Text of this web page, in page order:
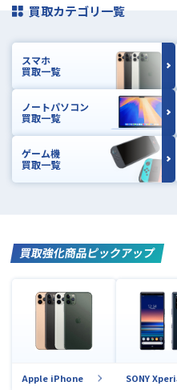
買取カテゴリ一覧
スマホ
買取一覧
ノートパソコン
買取一覧
ゲーム機
買取一覧
買取強化商品ピックアップ
Apple iPhone SONY